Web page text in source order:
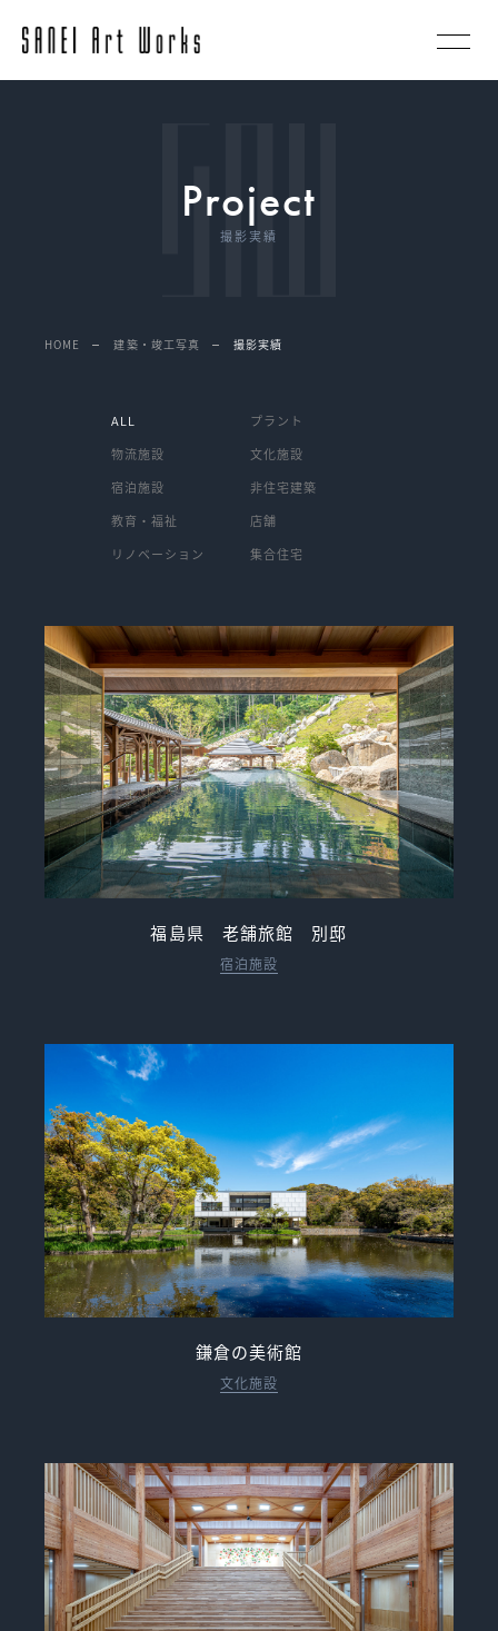
Project
撮影実績
HOME 建築・竣工写真 撮影実績
ALL
プラント
物流施設
文化施設
宿泊施設
非住宅建築
教育・福祉
店舗
リノベーション
集合住宅
福島県 老舗旅館 別邸
宿泊施設
鎌倉の美術館
文化施設